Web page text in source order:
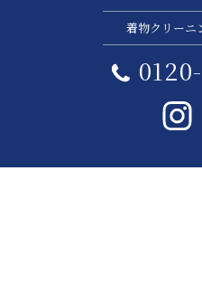
着物クリーニ